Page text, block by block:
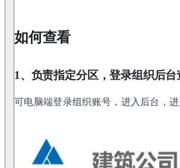
如何查看
1、负责指定分区，登录组织后台
可电脑端登录组织账号，进入后台，